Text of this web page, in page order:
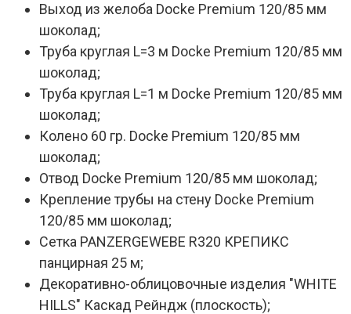
Выход из желоба Docke Premium 120/85 мм
шоколад;
Труба круглая L=3 м Docke Premium 120/85 мм
шоколад;
Труба круглая L=1 м Docke Premium 120/85 мм
шоколад;
Колено 60 гр. Docke Premium 120/85 мм
шоколад;
Отвод Docke Premium 120/85 мм шоколад;
Крепление трубы на стену Docke Premium
120/85 мм шоколад;
Сетка PANZERGEWEBE R320 КРЕПИКС
панцирная 25 м;
Декоративно-облицовочные изделия "WHITE
HILLS" Каскад Рейндж (плоскость);